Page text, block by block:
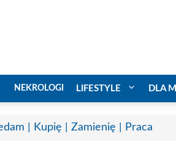
NEKROLOGI LIFESTYLE DLA
| Kupię | Zamienię | Praca